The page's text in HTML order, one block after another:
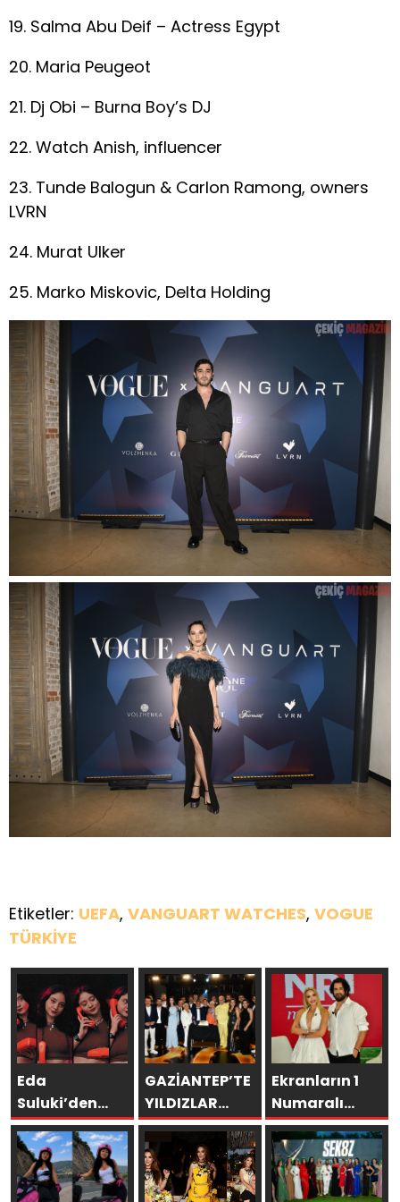
19. Salma Abu Deif – Actress Egypt
20. Maria Peugeot
21. Dj Obi – Burna Boy’s DJ
22. Watch Anish, influencer
23. Tunde Balogun & Carlon Ramong, owners
LVRN
24. Murat Ulker
25. Marko Miskovic, Delta Holding
Etiketler: UEFA, VANGUART WATCHES, VOGUE
TÜRKİYE
Eda
Suluki’den
Yeni Tekli:
“Cevapsız
Sorular”
GAZİANTEP’TE
YILDIZLAR
GEÇİDİ:
ŞAMDANCI VE
BY MUSTAFA
AÇILIŞI İLE
Ekranların 1
Numaralı
programı NR1
Magazin